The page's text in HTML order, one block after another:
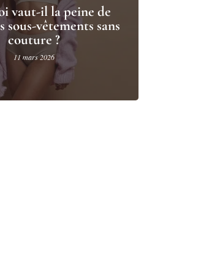
vaut-il la peine de
sous-vêtements sans
couture ?
11 mars 2026